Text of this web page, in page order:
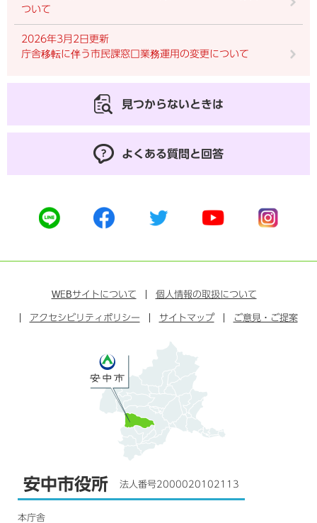
ついて
2026年3月2日更新
庁舎移転に伴う市民課窓口業務運用の変更について
見つからないときは
よくある質問と回答
公
式
イ
公
式
ェ
ス
ッ
公
式
イ
タ
公
ー
ュ
ブ
公
式
ン
ラ
WEBサイトについて 個人情報の取扱について
アクセシビリティポリシー サイトマップ ご意見・ご提案
安中市役所 法人番号2000020102113
本庁舎